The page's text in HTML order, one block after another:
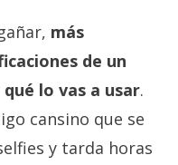
más
de un
lo vas a usar.
cansino que se
y tarda horas